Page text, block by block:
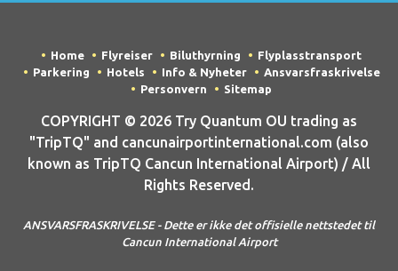
Home Flyreiser Biluthyrning
Flyplasstransport
Parkering
Hotels Info & Nyheter
Ansvarsfraskrivelse
Personvern
Sitemap
COPYRIGHT © 2026 Try Quantum OU trading as
"TripTQ" and cancunairportinternational.com (also
known as TripTQ Cancun International Airport) / All
Rights Reserved.
ANSVARSFRASKRIVELSE - Dette er ikke det offisielle nettstedet til
Cancun International Airport